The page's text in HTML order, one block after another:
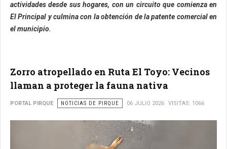
actividades desde sus hogares, con un circuito que comienza en
El Principal y culmina con la obtención de la patente comercial en
el municipio.
Zorro atropellado en Ruta El Toyo: Vecinos
llaman a proteger la fauna nativa
PORTAL PIRQUE NOTICIAS DE PIRQUE 06 JULIO 2026 VISITAS: 1066